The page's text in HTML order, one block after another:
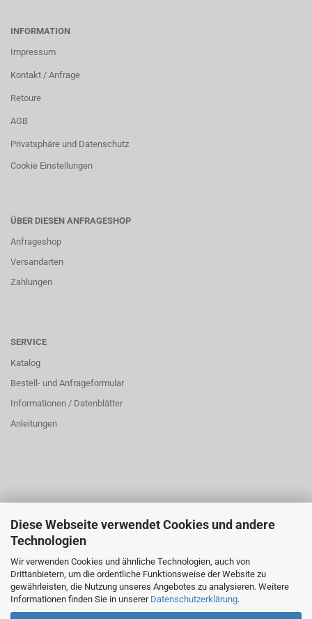
Diese Webseite verwendet Cookies und andere
Technologien
Wir verwenden Cookies und ähnliche Technologien, auch von
Drittanbietern, um die ordentliche Funktionsweise der Website zu
gewährleisten, die Nutzung unseres Angebotes zu analysieren. Weitere
Informationen finden Sie in unserer Datenschutzerklärung.
INFORMATION
Impressum
Kontakt / Anfrage
Retoure
AGB
Privatsphäre und Datenschutz
Cookie Einstellungen
ÜBER DIESEN ANFRAGESHOP
Anfrageshop
Versandarten
Zahlungen
SERVICE
Katalog
Bestell- und Anfrageformular
Informationen / Datenblätter
Anleitungen
ÜBER UNS
Öffnungszeiten:
Montag bis Donnerstag: 8:00 bis 16:00 Uhr
Freitag: 8:00 bis 14:00 Uhr
Tel.: 02161833145